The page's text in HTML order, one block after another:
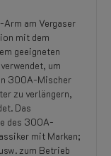
Arm am Vergaser
mit dem
geeigneten
um
300A-Mischer
zu verlängern,
Das
des 300A-
mit Marken;
zum Betrieb